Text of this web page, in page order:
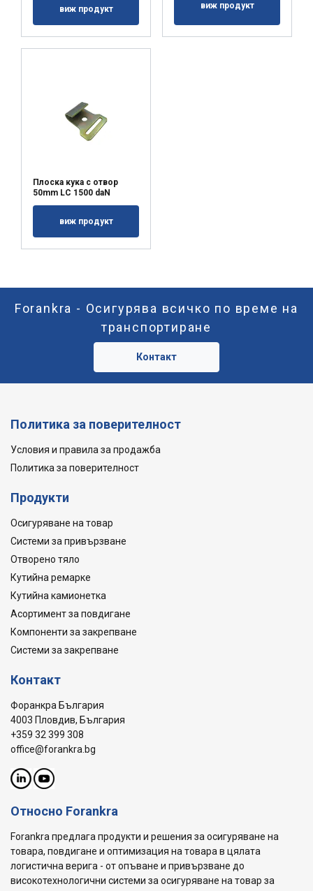
виж продукт виж продукт
Плоска кука с отвор
50mm LC 1500 daN
виж продукт
Forankra - Осигурява всичко по време на
транспортиране
Контакт
Политика за поверителност
Условия и правила за продажба
Политика за поверителност
Продукти
Осигуряване на товар
Системи за привързване
Отворено тяло
Кутийна ремарке
Кутийна камионетка
Асортимент за повдигане
Компоненти за закрепване
Системи за закрепване
Контакт
Форанкра България
4003 Пловдив, България
+359 32 399 308
office@forankra.bg
Относно Forankra
Forankra предлага продукти и решения за осигуряване на
товара, повдигане и оптимизация на товара в цялата
логистична верига - от опъване и привързване до
високотехнологични системи за осигуряване на товар за